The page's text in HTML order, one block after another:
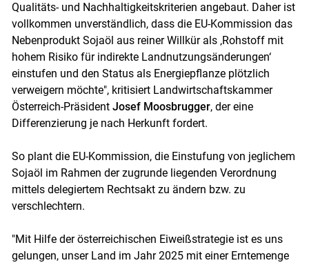
Qualitäts- und Nachhaltigkeitskriterien angebaut. Daher ist
vollkommen unverständlich, dass die EU-Kommission das
Nebenprodukt Sojaöl aus reiner Willkür als ‚Rohstoff mit
hohem Risiko für indirekte Landnutzungsänderungen‘
einstufen und den Status als Energiepflanze plötzlich
verweigern möchte", kritisiert Landwirtschaftskammer
Österreich-Präsident Josef Moosbrugger, der eine
Differenzierung je nach Herkunft fordert.
So plant die EU-Kommission, die Einstufung von jeglichem
Sojaöl im Rahmen der zugrunde liegenden Verordnung
mittels delegiertem Rechtsakt zu ändern bzw. zu
verschlechtern.
"Mit Hilfe der österreichischen Eiweißstrategie ist es uns
gelungen, unser Land im Jahr 2025 mit einer Erntemenge